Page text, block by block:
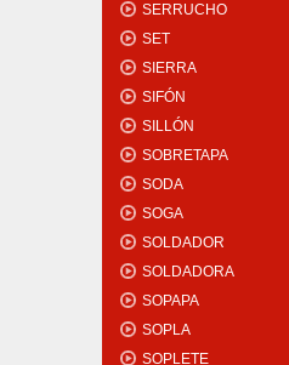
SERRUCHO
SET
SIERRA
SIFÓN
SILLÓN
SOBRETAPA
SODA
SOGA
SOLDADOR
SOLDADORA
SOPAPA
SOPLA
SOPLETE